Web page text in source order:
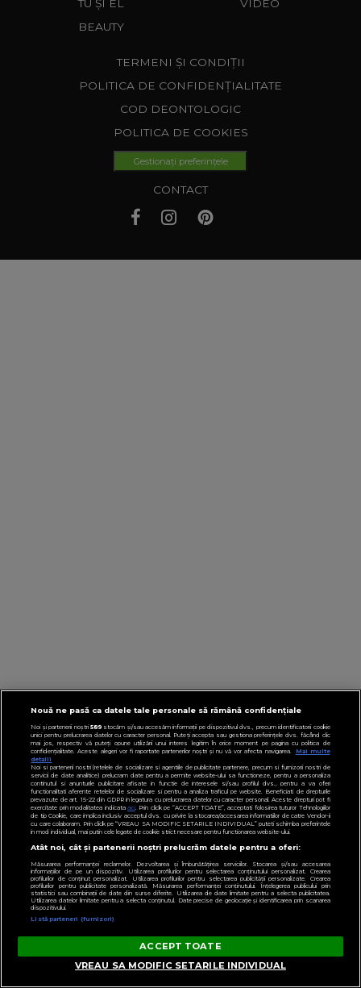
TU ȘI EL
BEAUTY
VIDEO
TERMENI ȘI CONDIȚII
POLITICA DE CONFIDENȚIALITATE
COD DEONTOLOGIC
POLITICA DE COOKIES
Gestionați preferințele
CONTACT
Nouă ne pasă ca datele tale personale să rămână confidențiale
Noi și partenerii noștri589stocăm și/sau accesăm informații pe dispozitivul dvs., precum identificatorii cookie
unici pentru prelucrarea datelor cu caracter personal. Puteți accepta sau gestiona preferințele dvs. făcând clic
mai jos, respectiv vă puteți opune utilizării unui interes legitim în orice moment pe pagina cu politica de
confidențialitate. Aceste alegeri vor fi raportate partenerilor noștri și nu vă vor afecta navigarea.
Mai multe
detalii
Noi si partenerii nostri (retelele de socializare si agentiile de publicitate partenere, precum si furnizorii nostri de
servicii de date analitice) prelucram date pentru a permite website-ului sa functioneze, pentru a personaliza
continutul si anunturile publicitare afisate in functie de interesele si/sau profilul dvs., pentru a va oferi
functionalitati aferente retelelor de socializare si pentru a analiza traficul pe website. Beneficiati de drepturile
prevazute de art. 15-22 din GDPR in legatura cu prelucrarea datelor cu caracter personal. Aceste drepturi pot fi
exercitate prin modalitatea indicataaici. Prin click pe “ACCEPT TOATE”, acceptati folosirea tuturor Tehnologiilor
de tip Cookie, care implica inclusiv acceptul dvs. cu privire la stocarea/accesarea informatiilor de catre Vendor-ii
cu care colaboram. Prin click pe “VREAU SA MODIFIC SETARILE INDIVIDUAL” puteti schimba preferintele
in mod individual, mai putin cele legate de cookie strict necesare pentru functionarea website-ului.
Atât noi, cât și partenerii noștri prelucrăm datele pentru a oferi:
Măsurarea performanței reclamelor. Dezvoltarea și îmbunătățirea serviciilor. Stocarea și/sau accesarea
informațiilor de pe un dispozitiv. Utilizarea profilurilor pentru selectarea conținutului personalizat. Crearea
profilurilor de conținut personalizat. Utilizarea profilurilor pentru selectarea publicității personalizate. Crearea
profilurilor pentru publicitate personalizată. Măsurarea performanței conținutului. Înțelegerea publicului prin
statistici sau combinații de date din surse diferite. Utilizarea de date limitate pentru a selecta publicitatea.
Utilizarea datelor limitate pentru a selecta conținutul. Date precise de geolocație și identificarea prin scanarea
dispozitivului.
Listă parteneri (furnizori)
ACCEPT TOATE
VREAU SA MODIFIC SETARILE INDIVIDUAL